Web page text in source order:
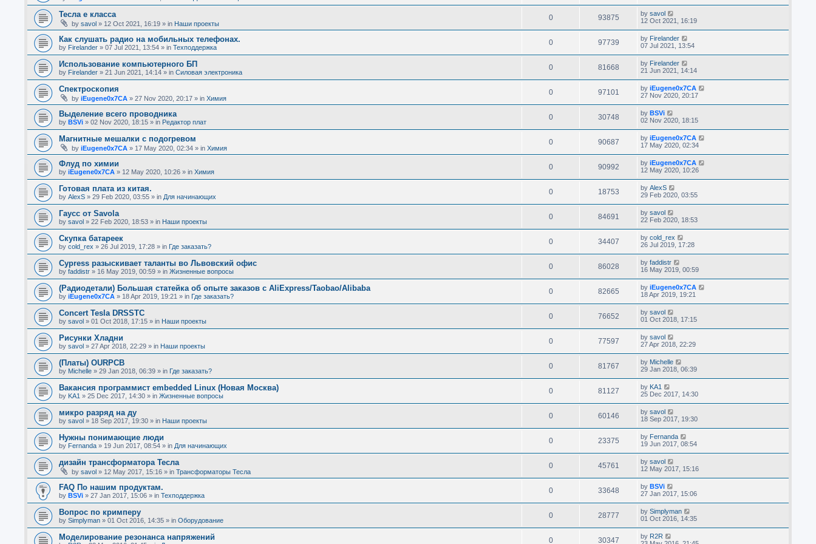
Тесла е класса
by savol » 12 Oct 2021, 16:19 » in Наши проекты
0 93875 by savol
12 Oct 2021, 16:19
Как слушать радио на мобильных телефонах.
by Firelander » 07 Jul 2021, 13:54 » in Техподдержка
0 97739 by Firelander
07 Jul 2021, 13:54
Использование компьютерного БП
by Firelander » 21 Jun 2021, 14:14 » in Силовая электроника
0 81668 by Firelander
21 Jun 2021, 14:14
Спектроскопия
by iEugene0x7CA » 27 Nov 2020, 20:17 » in Химия
0 97101 by iEugene0x7CA
27 Nov 2020, 20:17
Выделение всего проводника
by BSVi » 02 Nov 2020, 18:15 » in Редактор плат
0 30748 by BSVi
02 Nov 2020, 18:15
Магнитные мешалки с подогревом
by iEugene0x7CA » 17 May 2020, 02:34 » in Химия
0 90687 by iEugene0x7CA
17 May 2020, 02:34
Флуд по химии
by iEugene0x7CA » 12 May 2020, 10:26 » in Химия
0 90992 by iEugene0x7CA
12 May 2020, 10:26
Готовая плата из китая.
by AlexS » 29 Feb 2020, 03:55 » in Для начинающих
0 18753 by AlexS
29 Feb 2020, 03:55
Гаусс от Savola
by savol » 22 Feb 2020, 18:53 » in Наши проекты
0 84691 by savol
22 Feb 2020, 18:53
Скупка батареек
by cold_rex » 26 Jul 2019, 17:28 » in Где заказать?
0 34407 by cold_rex
26 Jul 2019, 17:28
Cypress разыскивает таланты во Львовский офис
by faddistr » 16 May 2019, 00:59 » in Жизненные вопросы
0 86028 by faddistr
16 May 2019, 00:59
(Радиодетали) Большая статейка об опыте заказов с AliExpress/Taobao/Alibaba
by iEugene0x7CA » 18 Apr 2019, 19:21 » in Где заказать?
0 82665 by iEugene0x7CA
18 Apr 2019, 19:21
Concert Tesla DRSSTC
by savol » 01 Oct 2018, 17:15 » in Наши проекты
0 76652 by savol
01 Oct 2018, 17:15
Рисунки Хладни
by savol » 27 Apr 2018, 22:29 » in Наши проекты
0 77597 by savol
27 Apr 2018, 22:29
(Платы) OURPCB
by Michelle » 29 Jan 2018, 06:39 » in Где заказать?
0 81767 by Michelle
29 Jan 2018, 06:39
Вакансия программист embedded Linux (Новая Москва)
by KA1 » 25 Dec 2017, 14:30 » in Жизненные вопросы
0 81127 by KA1
25 Dec 2017, 14:30
микро разряд на ду
by savol » 18 Sep 2017, 19:30 » in Наши проекты
0 60146 by savol
18 Sep 2017, 19:30
Нужны понимающие люди
by Fernanda » 19 Jun 2017, 08:54 » in Для начинающих
0 23375 by Fernanda
19 Jun 2017, 08:54
дизайн трансформатора Тесла
by savol » 12 May 2017, 15:16 » in Трансформаторы Тесла
0 45761 by savol
12 May 2017, 15:16
FAQ По нашим продуктам.
by BSVi » 27 Jan 2017, 15:06 » in Техподдержка
0 33648 by BSVi
27 Jan 2017, 15:06
Вопрос по кримперу
by Simplyman » 01 Oct 2016, 14:35 » in Оборудование
0 28777 by Simplyman
01 Oct 2016, 14:35
Моделирование резонанса напряжений 0 30347 by R2R